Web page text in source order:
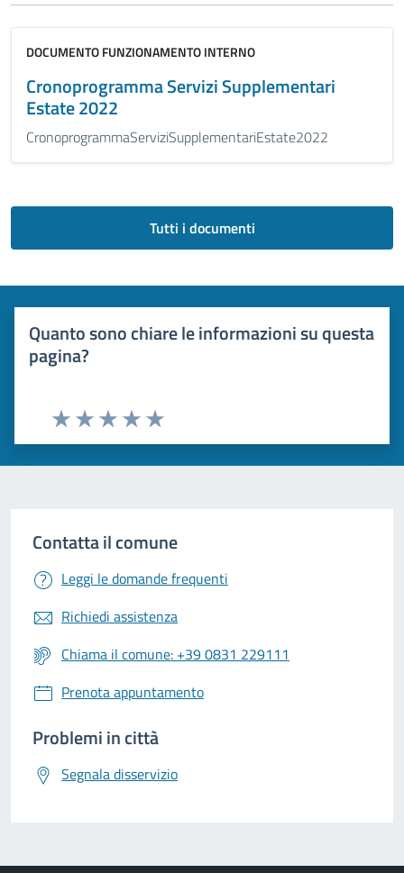
DOCUMENTO FUNZIONAMENTO INTERNO
Cronoprogramma Servizi Supplementari
Estate 2022
CronoprogrammaServiziSupplementariEstate2022
Tutti i documenti
Quanto sono chiare le informazioni su questa
pagina?
Valuta 5 stelle su 5
Valuta 4 stelle su 5
Valuta 3 stelle su 5
Valuta 2 stelle su 5
Valuta 1 stelle su 5
Contatta il comune
Leggi le domande frequenti
Richiedi assistenza
Chiama il comune: +39 0831 229111
Prenota appuntamento
Problemi in città
Segnala disservizio